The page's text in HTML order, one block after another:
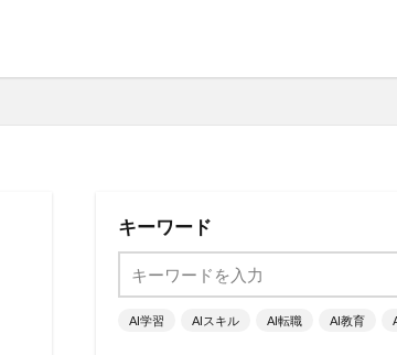
キーワード
AI学習 AIスキル AI転職 AI教育